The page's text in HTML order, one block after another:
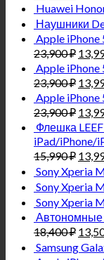
Huawei
Наушники
Apple iPhone
23,900₽
Apple
23,900₽
Apple
23,900₽
Флешка
iPad/iPhone/
15,990₽
Sony Xperia
Sony Xperia
Sony Xperia
Автономные
18,400₽
Samsung